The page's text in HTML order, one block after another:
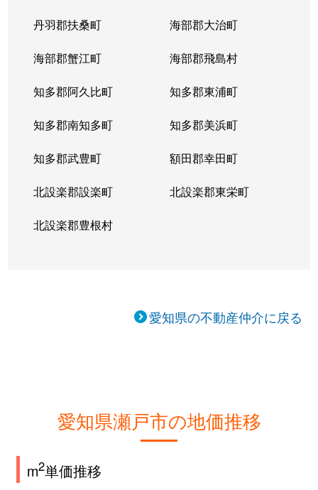
丹羽郡扶桑町 海部郡大治町
海部郡蟹江町 海部郡飛島村
知多郡阿久比町 知多郡東浦町
知多郡南知多町 知多郡美浜町
知多郡武豊町 額田郡幸田町
北設楽郡設楽町 北設楽郡東栄町
北設楽郡豊根村
愛知県の不動産仲介に戻る
愛知県瀬戸市の地価推移
m2単価推移